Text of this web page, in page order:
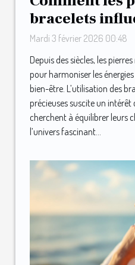
bracelets
les chakras ?
Mardi 3 février 2026 00:48
Depuis des siècles, les
pour harmoniser les
bien-être. L’utilisation des
précieuses suscite un
cherchent à équilibrer leurs
l’univers fascinant...